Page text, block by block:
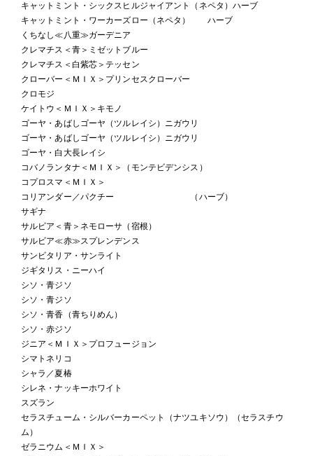
キャットミント・シックスヒルジャイアント（ネペタ）ハーブ
キャットミント・ワーカーズロー（ネペタ） ハーブ
くちなし≪八重≫ガーデニア
クレマチス＜青＞ミゼットブルー
クレマチス＜白紫芯＞テッセン
クローバー＜ＭＩＸ＞プリンセスクローバー
クロモジ
ケイトウ＜ＭＩＸ＞キモノ
ゴーヤ・あばしゴーヤ（ツルレイシ）ニガウリ
ゴーヤ・あばしゴーヤ（ツルレイシ）ニガウリ
ゴーヤ・白大長レイシ
コバノランタナ＜ＭＩＸ＞（モンテビデンシス）
コプロスマ＜ＭＩＸ＞
コリアンダー／パクチー （ハーブ）
サギナ
サルビア＜青＞ネモローサ（宿根）
サルビア≪赤≫スプレンデンス
サンビタリア・サンライト
ジギタリス・ニーハイ
シソ・青ジソ
シソ・青ジソ
シソ・青香（青ちりめん）
シソ・赤ジソ
ジニア＜ＭＩＸ＞プロフュージョン
シマトネリコ
シャラ／夏椿
シレネ・ナッキーホワイト
スズラン
セラスチューム・シルバーカーペット（ナツユキソウ）（セラスチウ
ム）
ゼラニウム＜ＭＩＸ＞